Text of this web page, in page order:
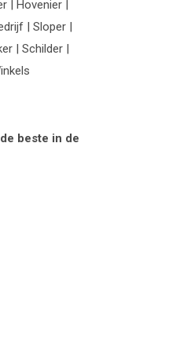
| Hovenier |
| Sloper |
| Schilder |
beste in de